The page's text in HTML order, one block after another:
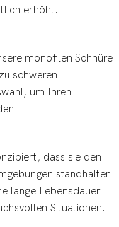
erhöht.
monofilen Schnüre
schweren
um Ihren
dass sie den
standhalten.
lange Lebensdauer
Situationen.